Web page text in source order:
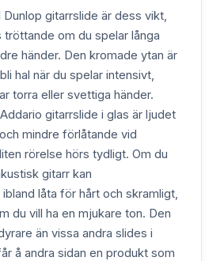
Dunlop gitarrslide är dess vikt,
tröttande om du spelar långa
händer. Den kromade ytan är
hal när du spelar intensivt,
torra eller svettiga händer.
gitarrslide i glas är ljudet
mindre förlåtande vid
rörelse hörs tydligt. Om du
gitarr kan
låta för hårt och skramligt,
du vill ha en mjukare ton. Den
än vissa andra slides i
å andra sidan en produkt som